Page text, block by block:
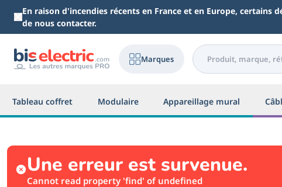
Aller au contenu principal
En raison d'incendies récents en France et en Europe,
de nous contacter.
Marques
Tableau coffret Modulaire Appareillage mural
Une erreur est survenue.
Cannot read property 'find' of undefined